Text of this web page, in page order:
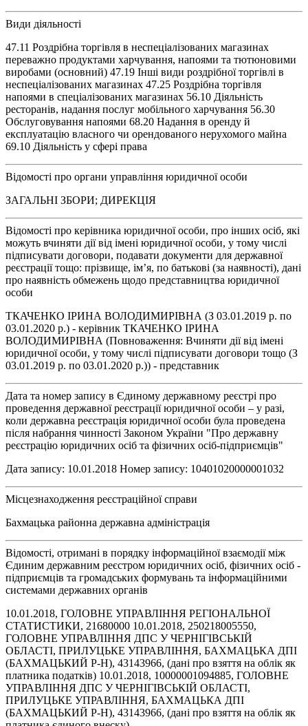
Види діяльності
47.11 Роздрібна торгівля в неспеціалізованих магазинах
переважно продуктами харчування, напоями та тютюновими
виробами (основний) 47.19 Інші види роздрібної торгівлі в
неспеціалізованих магазинах 47.25 Роздрібна торгівля
напоями в спеціалізованих магазинах 56.10 Діяльність
ресторанів, надання послуг мобільного харчування 56.30
Обслуговування напоями 68.20 Надання в оренду й
експлуатацію власного чи орендованого нерухомого майна
69.10 Діяльність у сфері права
Відомості про органи управління юридичної особи
ЗАГАЛЬНІ ЗБОРИ; ДИРЕКЦІЯ
Відомості про керівника юридичної особи, про інших осіб, які
можуть вчиняти дії від імені юридичної особи, у тому числі
підписувати договори, подавати документи для державної
реєстрації тощо: прізвище, ім’я, по батькові (за наявності), дані
про наявність обмежень щодо представництва юридичної
особи
ТКАЧЕНКО ІРИНА ВОЛОДИМИРІВНА (З 03.01.2019 р. по
03.01.2020 р.) - керівник ТКАЧЕНКО ІРИНА
ВОЛОДИМИРІВНА (Повноваження: Вчиняти дії від імені
юридичної особи, у тому числі підписувати договори тощо (З
03.01.2019 р. по 03.01.2020 р.)) - представник
Дата та номер запису в Єдиному державному реєстрі про
проведення державної реєстрації юридичної особи – у разі,
коли державна реєстрація юридичної особи була проведена
після набрання чинності Законом України "Про державну
реєстрацію юридичних осіб та фізичних осіб-підприємців"
Дата запису: 10.01.2018 Номер запису: 10401020000001032
Місцезнаходження реєстраційної справи
Бахмацька районна державна адміністрація
Відомості, отримані в порядку інформаційної взаємодії між
Єдиним державним реєстром юридичних осіб, фізичних осіб -
підприємців та громадських формувань та інформаційними
системами державних органів
10.01.2018, ГОЛОВНЕ УПРАВЛІННЯ РЕГІОНАЛЬНОЇ
СТАТИСТИКИ, 21680000 10.01.2018, 250218005550,
ГОЛОВНЕ УПРАВЛІННЯ ДПС У ЧЕРНІГІВСЬКІЙ
ОБЛАСТІ, ПРИЛУЦЬКЕ УПРАВЛІННЯ, БАХМАЦЬКА ДПІ
(БАХМАЦЬКИЙ Р-Н), 43143966, (дані про взяття на облік як
платника податків) 10.01.2018, 10000001094885, ГОЛОВНЕ
УПРАВЛІННЯ ДПС У ЧЕРНІГІВСЬКІЙ ОБЛАСТІ,
ПРИЛУЦЬКЕ УПРАВЛІННЯ, БАХМАЦЬКА ДПІ
(БАХМАЦЬКИЙ Р-Н), 43143966, (дані про взяття на облік як